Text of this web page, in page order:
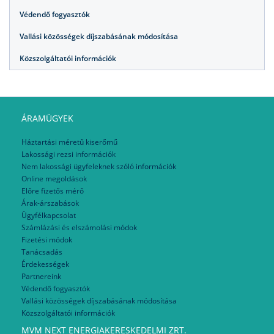
Védendő fogyasztók
Vallási közösségek díjszabásának módosítása
Közszolgáltatói információk
ÁRAMÜGYEK
Háztartási méretű kiserőmű
Lakossági rezsi információk
Nem lakossági ügyfeleknek szóló információk
Online megoldások
Előre fizetős mérő
Árak-árszabások
Ügyfélkapcsolat
Számlázási és elszámolási módok
Fizetési módok
Tanácsadás
Érdekességek
Partnereink
Védendő fogyasztók
Vallási közösségek díjszabásának módosítása
Közszolgáltatói információk
MVM NEXT ENERGIAKERESKEDELMI ZRT.